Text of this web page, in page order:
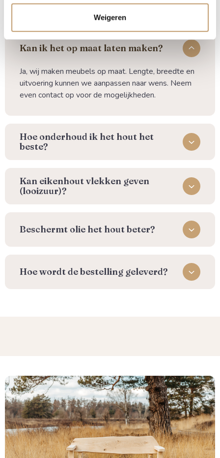
Weigeren
Kan ik het op maat laten maken?
Ja, wij maken meubels op maat. Lengte, breedte en
uitvoering kunnen we aanpassen naar wens. Neem
even contact op voor de mogelijkheden.
⁠Hoe onderhoud ik het hout het
beste?
Kan eikenhout vlekken geven
(looizuur)?
Beschermt olie het hout beter?
⁠Hoe wordt de bestelling geleverd?